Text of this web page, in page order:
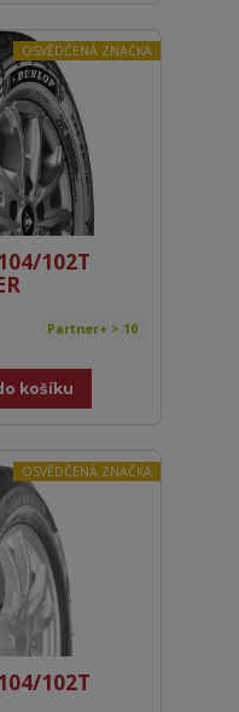
OSVĚDČENÁ ZNAČKA
102T
Partner+ > 10
košíku
OSVĚDČENÁ ZNAČKA
102T